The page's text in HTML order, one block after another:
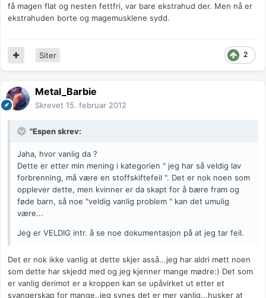
få magen flat og nesten fettfri, var bare ekstrahud der. Men nå er
ekstrahuden borte og magemusklene sydd.
2
Siter
Metal_Barbie
Skrevet 15. februar 2012
"Espen skrev:
Jaha, hvor vanlig da ?
Dette er etter min mening i kategorien " jeg har så veldig lav
forbrenning, må være en stoffskiftefeil ". Det er nok noen som
opplever dette, men kvinner er da skapt for å bære fram og
føde barn, så noe "veldig vanlig problem " kan det umulig
være...
Jeg er VELDIG intr. å se noe dokumentasjon på at jeg tar feil.
Det er nok ikke vanlig at dette skjer asså...jeg har aldri møtt noen
som dette har skjedd med og jeg kjenner mange mødre:) Det som
er vanlig derimot er a kroppen kan se upåvirket ut etter et
svangerskap for mange..jeg synes det er mer vanlig...husker at